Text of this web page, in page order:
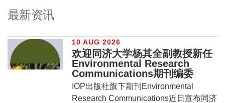
最新资讯
10 AUG 2026
欢迎同济大学杨其全副教授新任
Environmental Research
Communications期刊编委
IOP出版社旗下期刊Environmental
Research Communications近日宣布同济